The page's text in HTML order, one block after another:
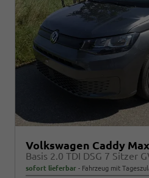
Volkswagen Caddy
Basis 2.0 TDI DSG 7 Sitzer
sofort lieferbar Fahrzeug mit